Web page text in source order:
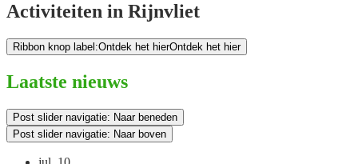
Activiteiten in Rijnvliet
Ribbon knop label:Ontdek het hierOntdek het hier
Laatste nieuws
Post slider navigatie: Naar beneden
Post slider navigatie: Naar boven